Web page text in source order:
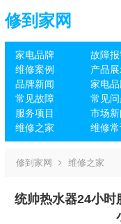
修到家网
家电品牌 故障
维修案例
产品
品牌新闻
家电
常见故障
常见问
服务项目
市场新
维修之家
维修常
修到家网 维修之家
统帅热水器24小时